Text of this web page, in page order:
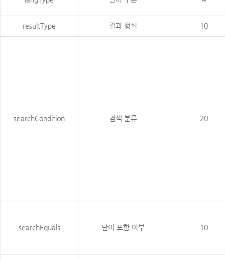
resultType 결과 형식 10
searchCondition 검색 분류 20
searchEquals 단어 포함 여부 10